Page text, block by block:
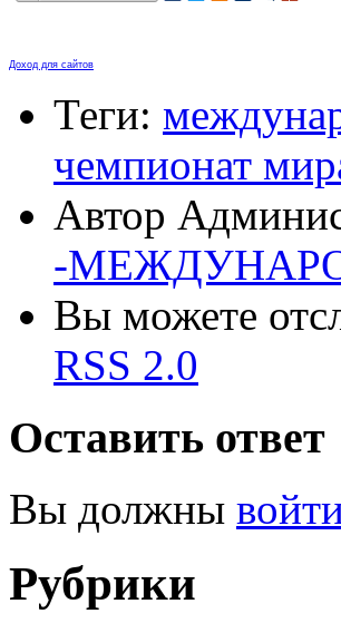
Доход для сайтов
Теги:
чемпионат
Автор
-
Вы можете
RSS 2.0
Оставить ответ
Вы должны
Рубрики